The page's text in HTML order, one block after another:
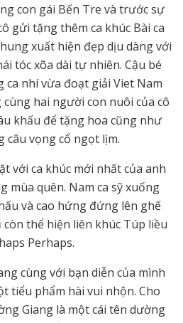
con gái Bến Tre và trước sự
gửi tặng thêm ca khúc Bài ca
xuất hiện đẹp dịu dàng với
tóc xõa dài tự nhiên. Cậu bé
ca nhí vừa đoạt giải Viet Nam
cùng hai người con nuôi của cô
khấu để tặng hoa cũng như
vọng cổ ngọt lịm.
với ca khúc mới nhất của anh
mùa quên. Nam ca sỹ xuống
và cao hứng đứng lên ghế
thể hiện liên khúc Túp liều
Perhaps.
cùng với bạn diễn của mình
tiểu phẩm hài vui nhộn. Cho
Giang là một cái tên dường